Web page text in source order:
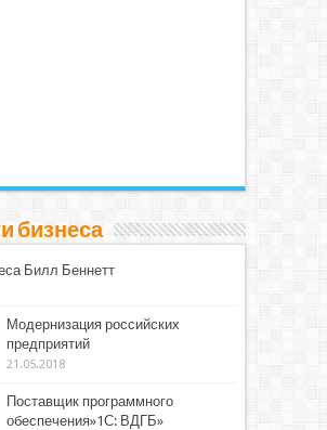
бизнеса
Билл Беннетт
Модернизация российских
предприятий
21.05.2018
Поставщик программного
обеспечения»1С: ВДГБ»